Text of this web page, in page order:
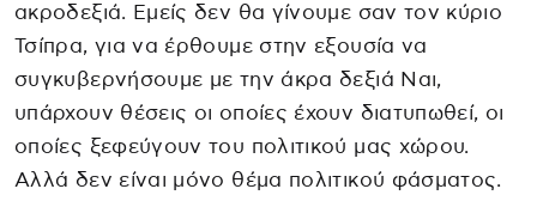
ακροδεξιά. Εμείς δεν θα γίνουμε σαν τον κύριο
Τσίπρα, για να έρθουμε στην εξουσία να
συγκυβερνήσουμε με την άκρα δεξιά Ναι,
υπάρχουν θέσεις οι οποίες έχουν διατυπωθεί, οι
οποίες ξεφεύγουν του πολιτικού μας χώρου.
Αλλά δεν είναι μόνο θέμα πολιτικού φάσματος.